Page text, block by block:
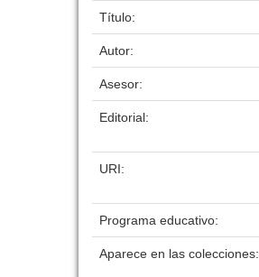
Título:
Autor:
Asesor:
Editorial:
URI:
Programa educativo:
Aparece en las colecciones: